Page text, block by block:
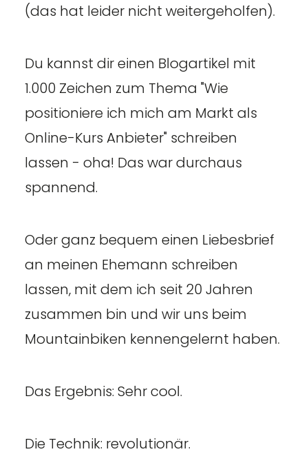
(das hat leider nicht weitergeholfen).
Du kannst dir einen Blogartikel mit
1.000 Zeichen zum Thema "Wie
positioniere ich mich am Markt als
Online-Kurs Anbieter" schreiben
lassen - oha! Das war durchaus
spannend.
Oder ganz bequem einen Liebesbrief
an meinen Ehemann schreiben
lassen, mit dem ich seit 20 Jahren
zusammen bin und wir uns beim
Mountainbiken kennengelernt haben.
Das Ergebnis: Sehr cool.
Die Technik: revolutionär.